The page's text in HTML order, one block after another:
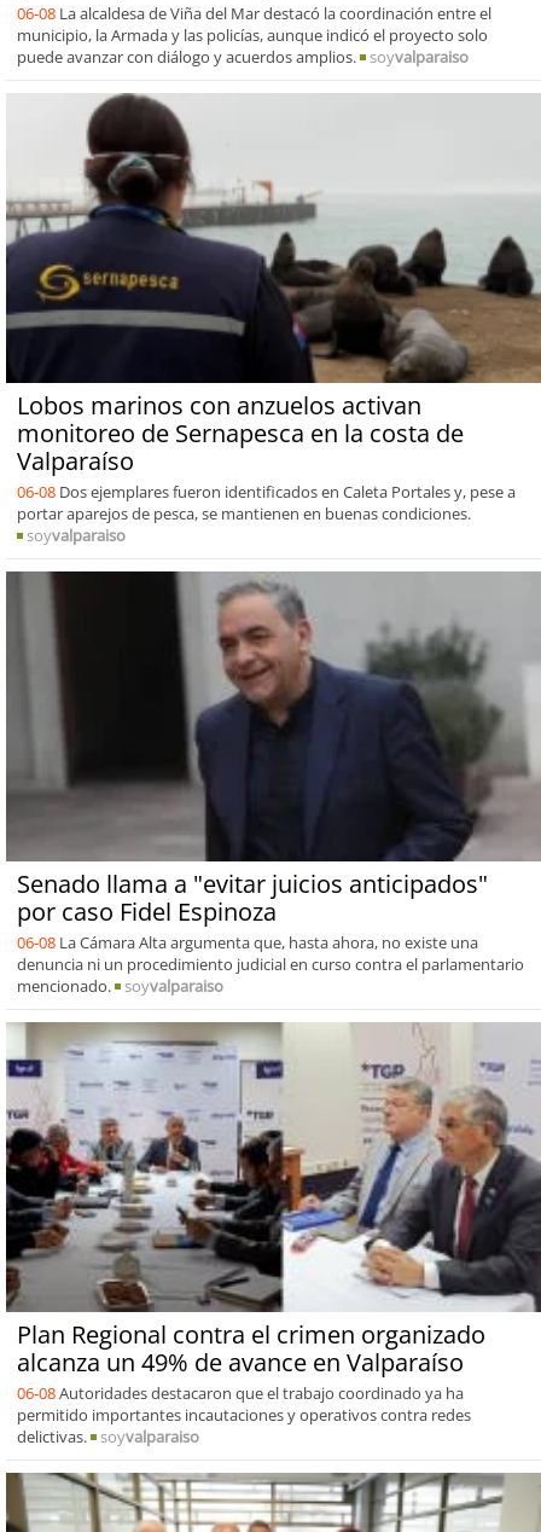
06-08 La alcaldesa de Viña del Mar destacó la coordinación entre el
municipio, la Armada y las policías, aunque indicó el proyecto solo
puede avanzar con diálogo y acuerdos amplios.
soyvalparaiso
Lobos marinos con anzuelos activan
monitoreo de Sernapesca en la costa de
Valparaíso
06-08 Dos ejemplares fueron identificados en Caleta Portales y, pese a
portar aparejos de pesca, se mantienen en buenas condiciones.
soyvalparaiso
Senado llama a "evitar juicios anticipados"
por caso Fidel Espinoza
06-08 La Cámara Alta argumenta que, hasta ahora, no existe una
denuncia ni un procedimiento judicial en curso contra el parlamentario
mencionado.
soyvalparaiso
Plan Regional contra el crimen organizado
alcanza un 49% de avance en Valparaíso
06-08Autoridades destacaron que el trabajo coordinado ya ha
permitido importantes incautaciones y operativos contra redes
delictivas.
soyvalparaiso